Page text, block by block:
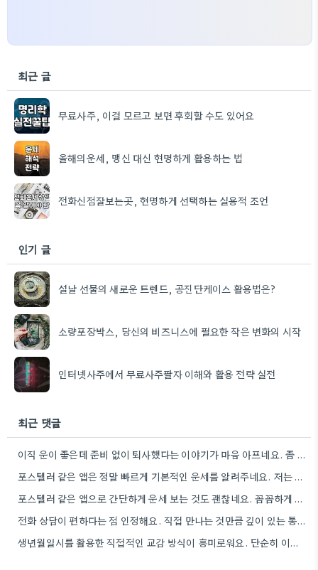
최근 글
무료사주, 이걸 모르고 보면 후회할 수도 있어요
올해의운세, 맹신 대신 현명하게 활용하는 법
전화신점잘보는곳, 현명하게 선택하는 실용적 조언
인기 글
설날 선물의 새로운 트렌드, 공진단케이스 활용법은?
소량포장박스, 당신의 비즈니스에 필요한 작은 변화의 시작
인터넷사주에서 무료사주팔자 이해와 활용 전략 실전
최근 댓글
이직 운이 좋은데 준비 없이 퇴사했다는 이야기가 마음 아프네요. 좀 더 신중하게 상황을 판단해야 할…
포스텔러 같은 앱은 정말 빠르게 기본적인 운세를 알려주네요. 저는 운세 보는 것보다, 앞으로의 계획을 세울…
포스텔러 같은 앱으로 간단하게 운세 보는 것도 괜찮네요. 꼼꼼하게 분석하기 전에 먼저 방향 잡기가 좋겠어요.
전화 상담이 편하다는 점 인정해요. 직접 만나는 것만큼 깊이 있는 통찰력을 얻기는 어려울 것 같아요.
생년월일시를 활용한 직접적인 교감 방식이 흥미로워요. 단순히 이론적 틀에 기대는 것보다, 개인의 상황에 맞춰 신령의…